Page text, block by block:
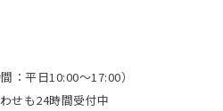
：平日10:00〜17:00）
せも24時間受付中